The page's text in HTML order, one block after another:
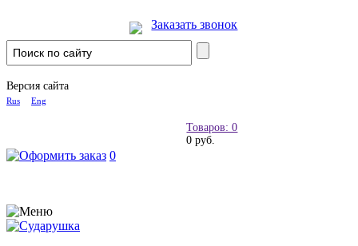
Заказать звонок
Версия сайта
Rus Eng
Товаров: 0
0 руб.
0